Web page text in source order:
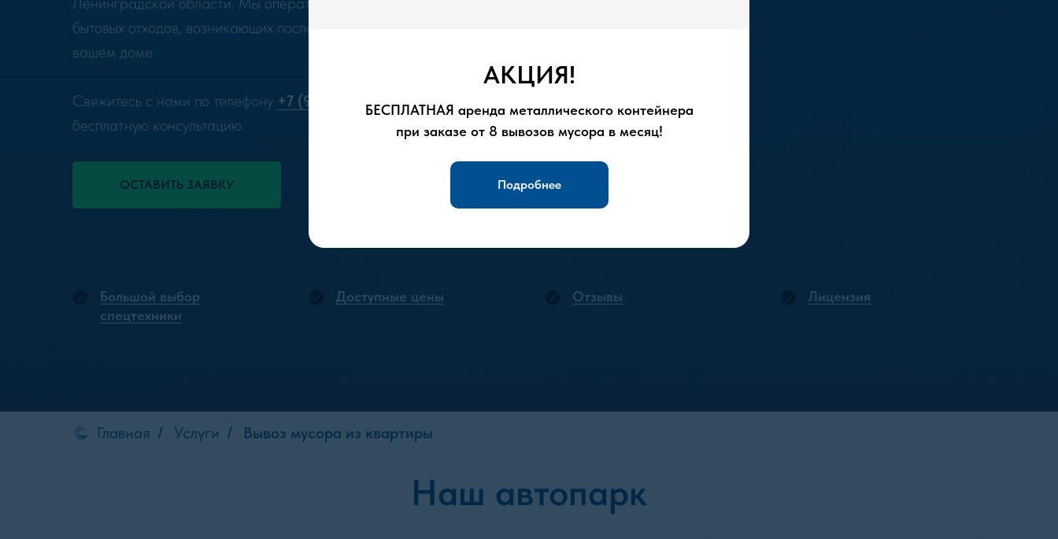
бытовых отходов, возникающих после ремонта или уборки, обеспечив чистоту и порядок в
вашем доме.
Свяжитесь с нами по телефону +7 (963) 318 03 18, чтобы заказать услуги и получить
бесплатную консультацию.
ОСТАВИТЬ ЗАЯВКУ
Большой выбор
спецтехники
Доступные цены Отзывы Лицензия
Главная / Услуги / Вывоз мусора из квартиры
Наш автопарк
АКЦИЯ!
БЕСПЛАТНАЯ аренда металлического контейнера
при заказе от 8 вывозов мусора в месяц!
Подробнее